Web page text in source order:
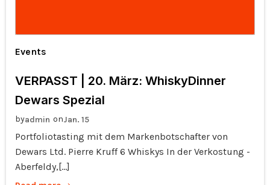
Events
VERPASST | 20. März: WhiskyDinner
Dewars Spezial
byadmin onJan. 15
Portfoliotasting mit dem Markenbotschafter von
Dewars Ltd. Pierre Kruff 6 Whiskys In der Verkostung -
Aberfeldy,[…]